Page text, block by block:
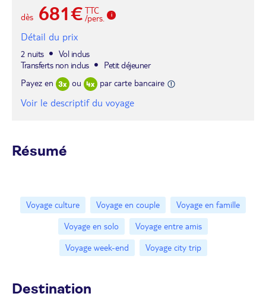
dès 681€ TTC
/pers.
Détail du prix
2 nuits
Vol inclus
Transferts non inclus
Petit déjeuner
Payez en
ou par carte bancaire
Voir le descriptif du voyage
Résumé
Voyage culture Voyage en couple
Voyage en famille
Voyage en solo
Voyage entre amis
Voyage week-end
Voyage city trip
Destination